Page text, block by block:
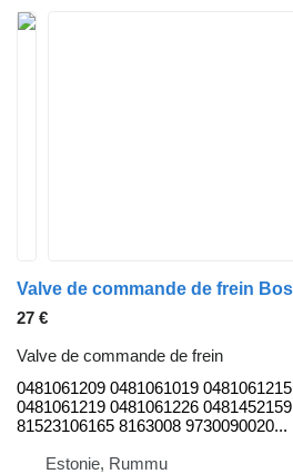
27 €
Valve de commande de frein
0481061209 0481061019 0481061215
0481061219 0481061226 0481452159
81523106165 8163008 9730090020...
Estonie, Rummu